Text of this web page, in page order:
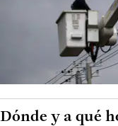
Dónde y a qué